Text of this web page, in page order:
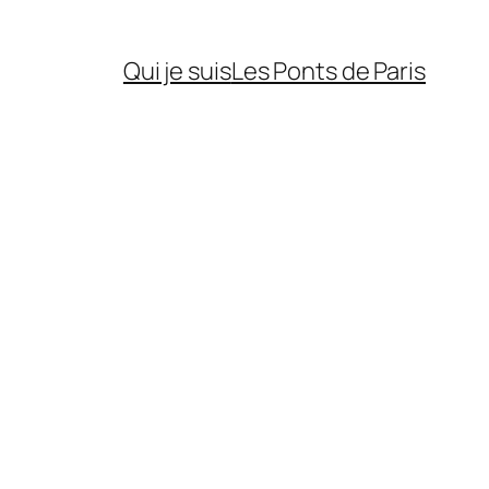
Qui je suisLes Ponts de Paris